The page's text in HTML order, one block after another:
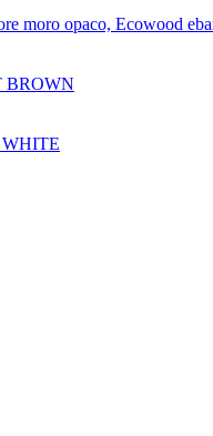
moro opaco, Ecowood
BROWN
WHITE